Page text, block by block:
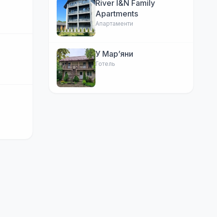
River I&N Family
Apartments
Апартаменти
У Марʼяни
Готель